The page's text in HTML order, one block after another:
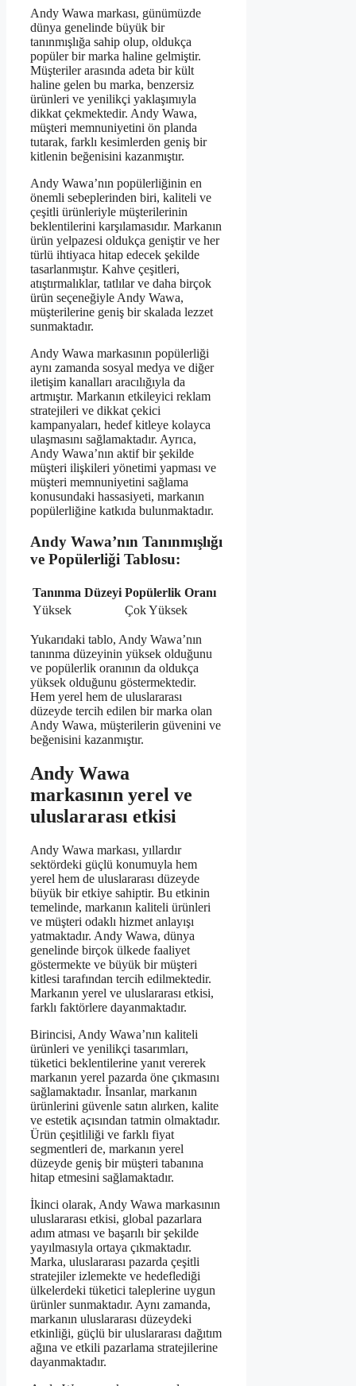
Andy Wawa markası, günümüzde
dünya genelinde büyük bir
tanınmışlığa sahip olup, oldukça
popüler bir marka haline gelmiştir.
Müşteriler arasında adeta bir kült
haline gelen bu marka, benzersiz
ürünleri ve yenilikçi yaklaşımıyla
dikkat çekmektedir. Andy Wawa,
müşteri memnuniyetini ön planda
tutarak, farklı kesimlerden geniş bir
kitlenin beğenisini kazanmıştır.
Andy Wawa’nın popülerliğinin en
önemli sebeplerinden biri, kaliteli ve
çeşitli ürünleriyle müşterilerinin
beklentilerini karşılamasıdır. Markanın
ürün yelpazesi oldukça geniştir ve her
türlü ihtiyaca hitap edecek şekilde
tasarlanmıştır. Kahve çeşitleri,
atıştırmalıklar, tatlılar ve daha birçok
ürün seçeneğiyle Andy Wawa,
müşterilerine geniş bir skalada lezzet
sunmaktadır.
Andy Wawa markasının popülerliği
aynı zamanda sosyal medya ve diğer
iletişim kanalları aracılığıyla da
artmıştır. Markanın etkileyici reklam
stratejileri ve dikkat çekici
kampanyaları, hedef kitleye kolayca
ulaşmasını sağlamaktadır. Ayrıca,
Andy Wawa’nın aktif bir şekilde
müşteri ilişkileri yönetimi yapması ve
müşteri memnuniyetini sağlama
konusundaki hassasiyeti, markanın
popülerliğine katkıda bulunmaktadır.
Andy Wawa’nın Tanınmışlığı
ve Popülerliği Tablosu:
Tanınma Düzeyi Popülerlik Oranı
Yüksek
Çok Yüksek
Yukarıdaki tablo, Andy Wawa’nın
tanınma düzeyinin yüksek olduğunu
ve popülerlik oranının da oldukça
yüksek olduğunu göstermektedir.
Hem yerel hem de uluslararası
düzeyde tercih edilen bir marka olan
Andy Wawa, müşterilerin güvenini ve
beğenisini kazanmıştır.
Andy Wawa
markasının yerel ve
uluslararası etkisi
Andy Wawa markası, yıllardır
sektördeki güçlü konumuyla hem
yerel hem de uluslararası düzeyde
büyük bir etkiye sahiptir. Bu etkinin
temelinde, markanın kaliteli ürünleri
ve müşteri odaklı hizmet anlayışı
yatmaktadır. Andy Wawa, dünya
genelinde birçok ülkede faaliyet
göstermekte ve büyük bir müşteri
kitlesi tarafından tercih edilmektedir.
Markanın yerel ve uluslararası etkisi,
farklı faktörlere dayanmaktadır.
Birincisi, Andy Wawa’nın kaliteli
ürünleri ve yenilikçi tasarımları,
tüketici beklentilerine yanıt vererek
markanın yerel pazarda öne çıkmasını
sağlamaktadır. İnsanlar, markanın
ürünlerini güvenle satın alırken, kalite
ve estetik açısından tatmin olmaktadır.
Ürün çeşitliliği ve farklı fiyat
segmentleri de, markanın yerel
düzeyde geniş bir müşteri tabanına
hitap etmesini sağlamaktadır.
İkinci olarak, Andy Wawa markasının
uluslararası etkisi, global pazarlara
adım atması ve başarılı bir şekilde
yayılmasıyla ortaya çıkmaktadır.
Marka, uluslararası pazarda çeşitli
stratejiler izlemekte ve hedeflediği
ülkelerdeki tüketici taleplerine uygun
ürünler sunmaktadır. Aynı zamanda,
markanın uluslararası düzeydeki
etkinliği, güçlü bir uluslararası dağıtım
ağına ve etkili pazarlama stratejilerine
dayanmaktadır.